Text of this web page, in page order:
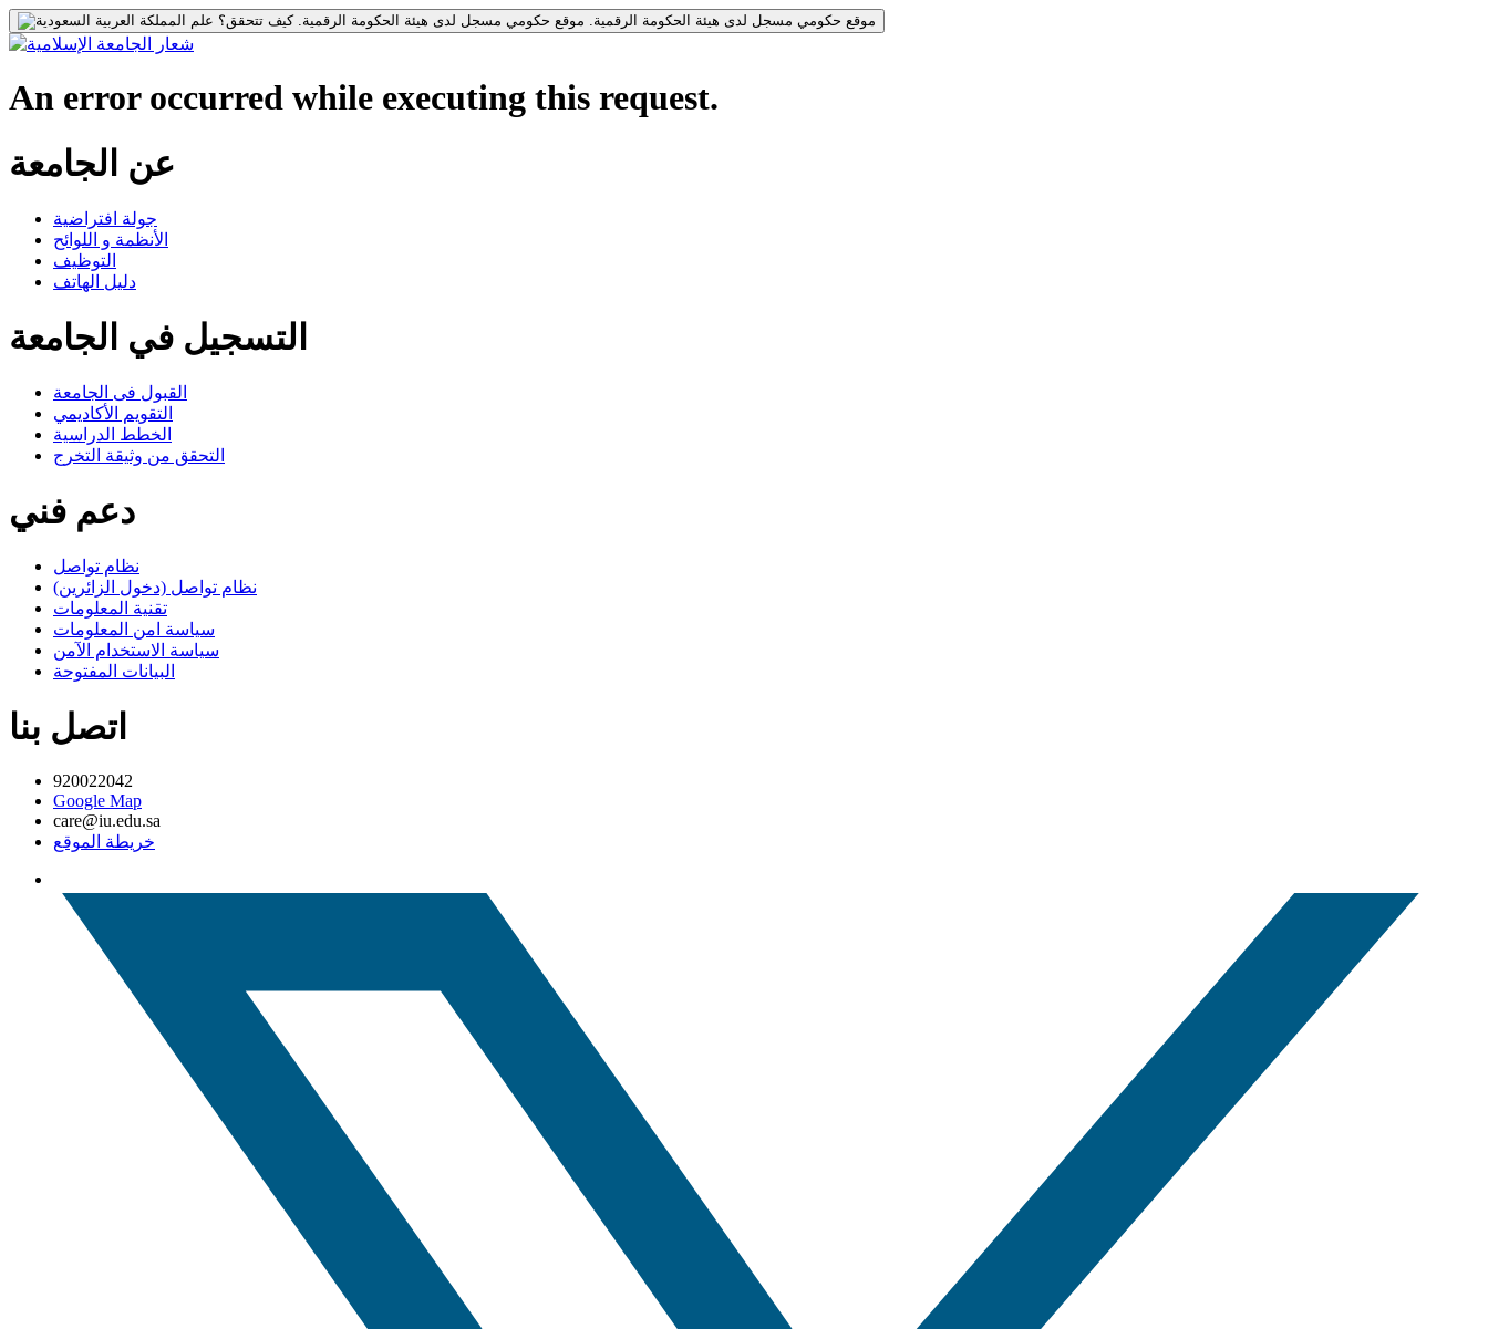
موقع حكومي مسجل لدى هيئة الحكومة الرقمية. موقع حكومي مسجل لدى هيئة الحكومة الرقمية.كيف تتحقق؟
An error occurred while executing this request.
عن الجامعة
جولة افتراضية
الأنظمة و اللوائح
التوظيف
دليل الهاتف
التسجيل في الجامعة
القبول فى الجامعة
التقويم الأكاديمي
الخطط الدراسية
التحقق من وثيقة التخرج
دعم فني
نظام تواصل
نظام تواصل (دخول الزائرين)
تقنية المعلومات
سياسة امن المعلومات
سياسة الاستخدام الآمن
البيانات المفتوحة
اتصل بنا
920022042
Google Map
care@iu.edu.sa
خريطة الموقع